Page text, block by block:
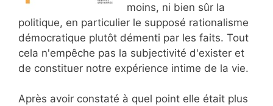
moins, ni bien sûr la
politique, en particulier le supposé rationalisme
démocratique plutôt démenti par les faits. Tout
cela n'empêche pas la subjectivité d'exister et
de constituer notre expérience intime de la vie.
Après avoir constaté à quel point elle était plus